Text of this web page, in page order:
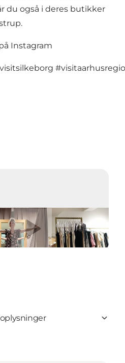
du også i deres butikker
Instagram
Afspil video